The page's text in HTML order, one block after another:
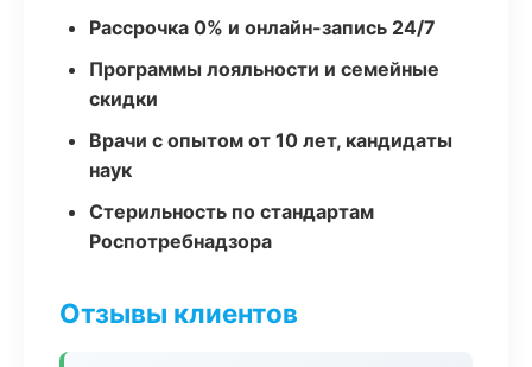
Рассрочка 0% и онлайн-запись 24/7
Программы лояльности и семейные
скидки
Врачи с опытом от 10 лет, кандидаты
наук
Стерильность по стандартам
Роспотребнадзора
Отзывы клиентов